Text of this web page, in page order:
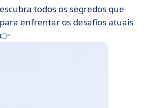
todos os segredos que
enfrentar os desafios atuais